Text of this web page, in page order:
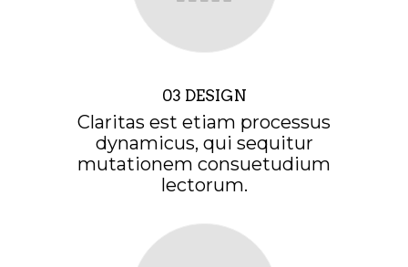
03 DESIGN
Claritas est etiam processus
dynamicus, qui sequitur
mutationem consuetudium
lectorum.